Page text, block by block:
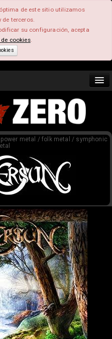
de este sitio utilizamos
de terceros.
su configuración, acepta
cookies.
metal / folk metal / symphonic